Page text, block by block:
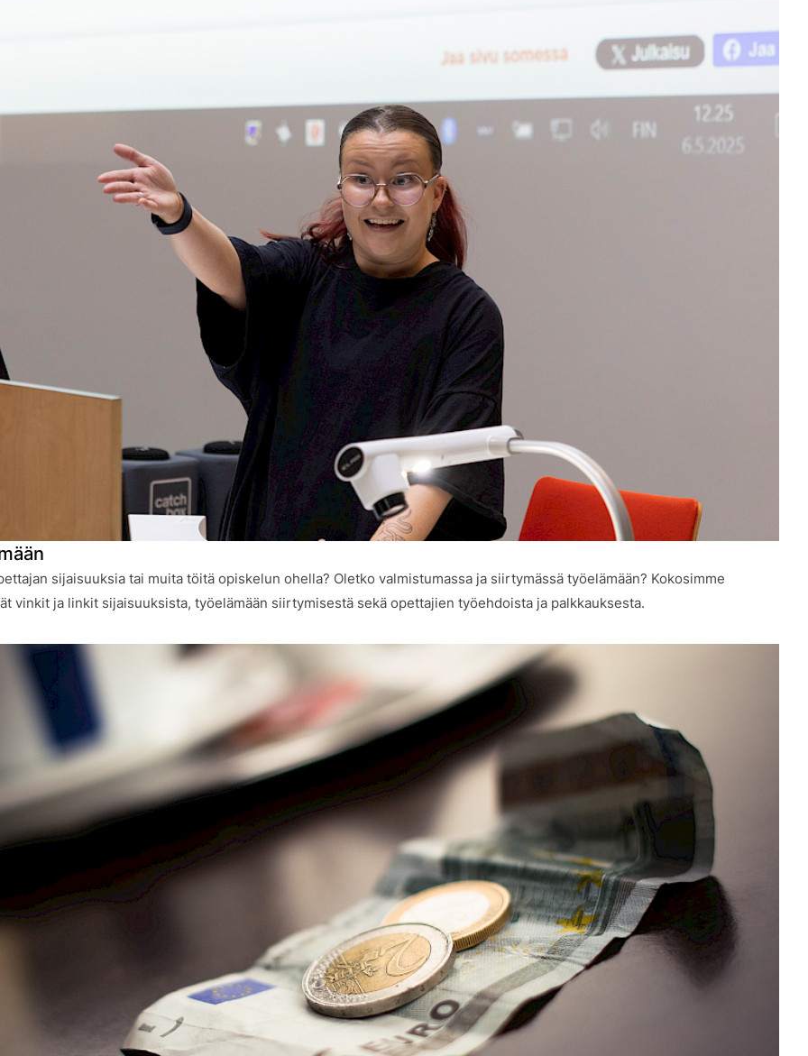
sijaisuuksia tai muita töitä opiskelun ohella? Oletko valmistumassa ja siirtymässä työelämään? Kokosimme
vinkit ja linkit sijaisuuksista, työelämään siirtymisestä sekä opettajien työehdoista ja palkkauksesta.